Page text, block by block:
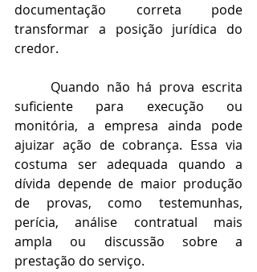
documentação correta pode
transformar a posição jurídica do
credor.
suficiente para execução ou
monitória, a empresa ainda pode
ajuizar ação de cobrança. Essa via
costuma ser adequada quando a
dívida depende de maior produção
de provas, como testemunhas,
perícia, análise contratual mais
ampla ou discussão sobre a
prestação do serviço.